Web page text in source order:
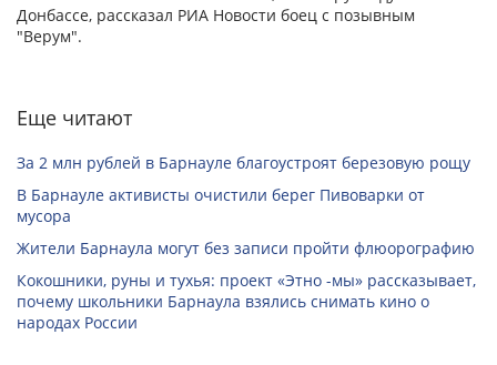
Донбассе, рассказал РИА Новости боец с позывным
"Верум".
Еще читают
За 2 млн рублей в Барнауле благоустроят березовую рощу
В Барнауле активисты очистили берег Пивоварки от
мусора
Жители Барнаула могут без записи пройти флюорографию
Кокошники, руны и тухья: проект «Этно -мы» рассказывает,
почему школьники Барнаула взялись снимать кино о
народах России